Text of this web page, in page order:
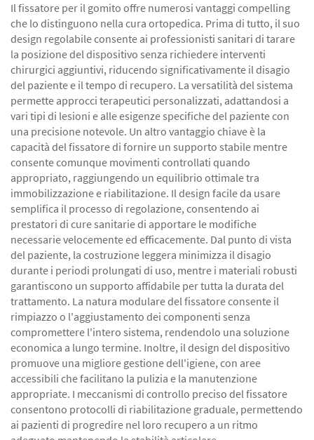
Il fissatore per il gomito offre numerosi vantaggi compelling
che lo distinguono nella cura ortopedica. Prima di tutto, il suo
design regolabile consente ai professionisti sanitari di tarare
la posizione del dispositivo senza richiedere interventi
chirurgici aggiuntivi, riducendo significativamente il disagio
del paziente e il tempo di recupero. La versatilità del sistema
permette approcci terapeutici personalizzati, adattandosi a
vari tipi di lesioni e alle esigenze specifiche del paziente con
una precisione notevole. Un altro vantaggio chiave è la
capacità del fissatore di fornire un supporto stabile mentre
consente comunque movimenti controllati quando
appropriato, raggiungendo un equilibrio ottimale tra
immobilizzazione e riabilitazione. Il design facile da usare
semplifica il processo di regolazione, consentendo ai
prestatori di cure sanitarie di apportare le modifiche
necessarie velocemente ed efficacemente. Dal punto di vista
del paziente, la costruzione leggera minimizza il disagio
durante i periodi prolungati di uso, mentre i materiali robusti
garantiscono un supporto affidabile per tutta la durata del
trattamento. La natura modulare del fissatore consente il
rimpiazzo o l'aggiustamento dei componenti senza
compromettere l'intero sistema, rendendolo una soluzione
economica a lungo termine. Inoltre, il design del dispositivo
promuove una migliore gestione dell'igiene, con aree
accessibili che facilitano la pulizia e la manutenzione
appropriate. I meccanismi di controllo preciso del fissatore
consentono protocolli di riabilitazione graduale, permettendo
ai pazienti di progredire nel loro recupero a un ritmo